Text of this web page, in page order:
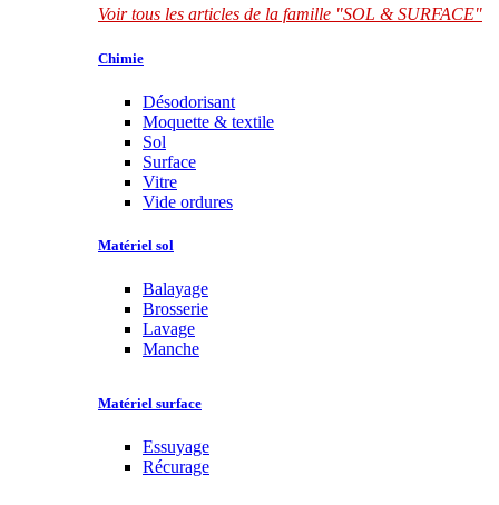
Voir tous les articles de la famille "SOL & SURFACE"
Chimie
Désodorisant
Moquette & textile
Sol
Surface
Vitre
Vide ordures
Matériel sol
Balayage
Brosserie
Lavage
Manche
Matériel surface
Essuyage
Récurage